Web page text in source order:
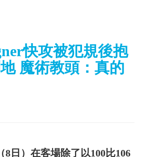
快攻被犯規後抱
魔術教頭：真的
8日）在客場除了以100比106